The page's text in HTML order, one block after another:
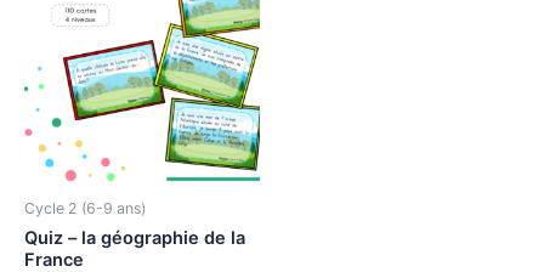
Cycle 2 (6-9 ans)
Quiz – la géographie de la
France